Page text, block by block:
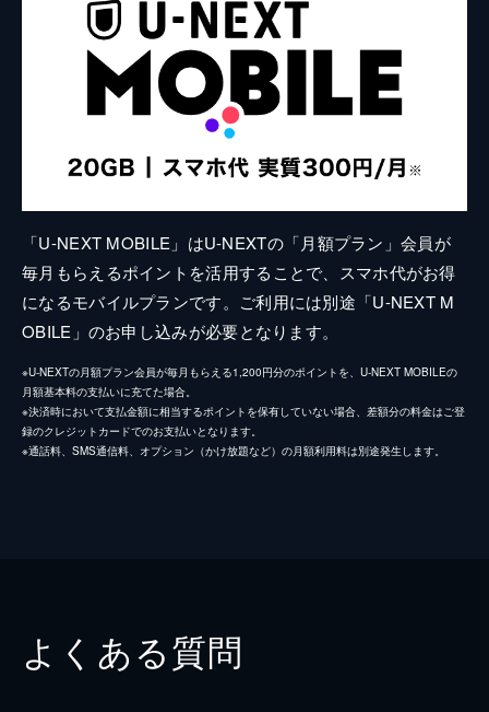
「U-NEXT MOBILE」はU-NEXTの「月額プラン」会員が
毎月もらえるポイントを活用することで、スマホ代がお得
になるモバイルプランです。ご利用には別途「U-NEXT M
OBILE」のお申し込みが必要となります。
※U-NEXTの月額プラン会員が毎月もらえる1,200円分のポイントを、U-NEXT MOBILEの
月額基本料の支払いに充てた場合。
※決済時において支払金額に相当するポイントを保有していない場合、差額分の料金はご登
録のクレジットカードでのお支払いとなります。
※通話料、SMS通信料、オプション（かけ放題など）の月額利用料は別途発生します。
よくある質問